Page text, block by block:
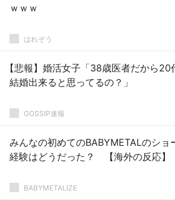
ｗｗｗ
はれぞう
【悲報】婚活女子「38歳医者だから20
結婚出来ると思ってるの？」
GOSSIP速報
みんなの初めてのBABYMETALのショ
経験はどうだった？ 【海外の反応】
BABYMETALIZE